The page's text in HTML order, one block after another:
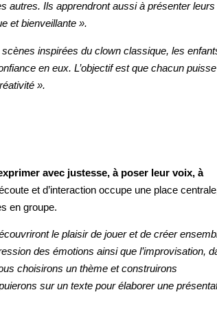
autres. Ils apprendront aussi à présenter leurs
et bienveillante ».
inspirées du clown classique, les
en eux. L’objectif est que chacun puisse
».
avec justesse, à poser leur voix, à
et d’interaction occupe une place
en groupe.
le plaisir de jouer et de créer
des émotions ainsi que l’improvisation,
choisirons un thème et construirons
sur un texte pour élaborer une